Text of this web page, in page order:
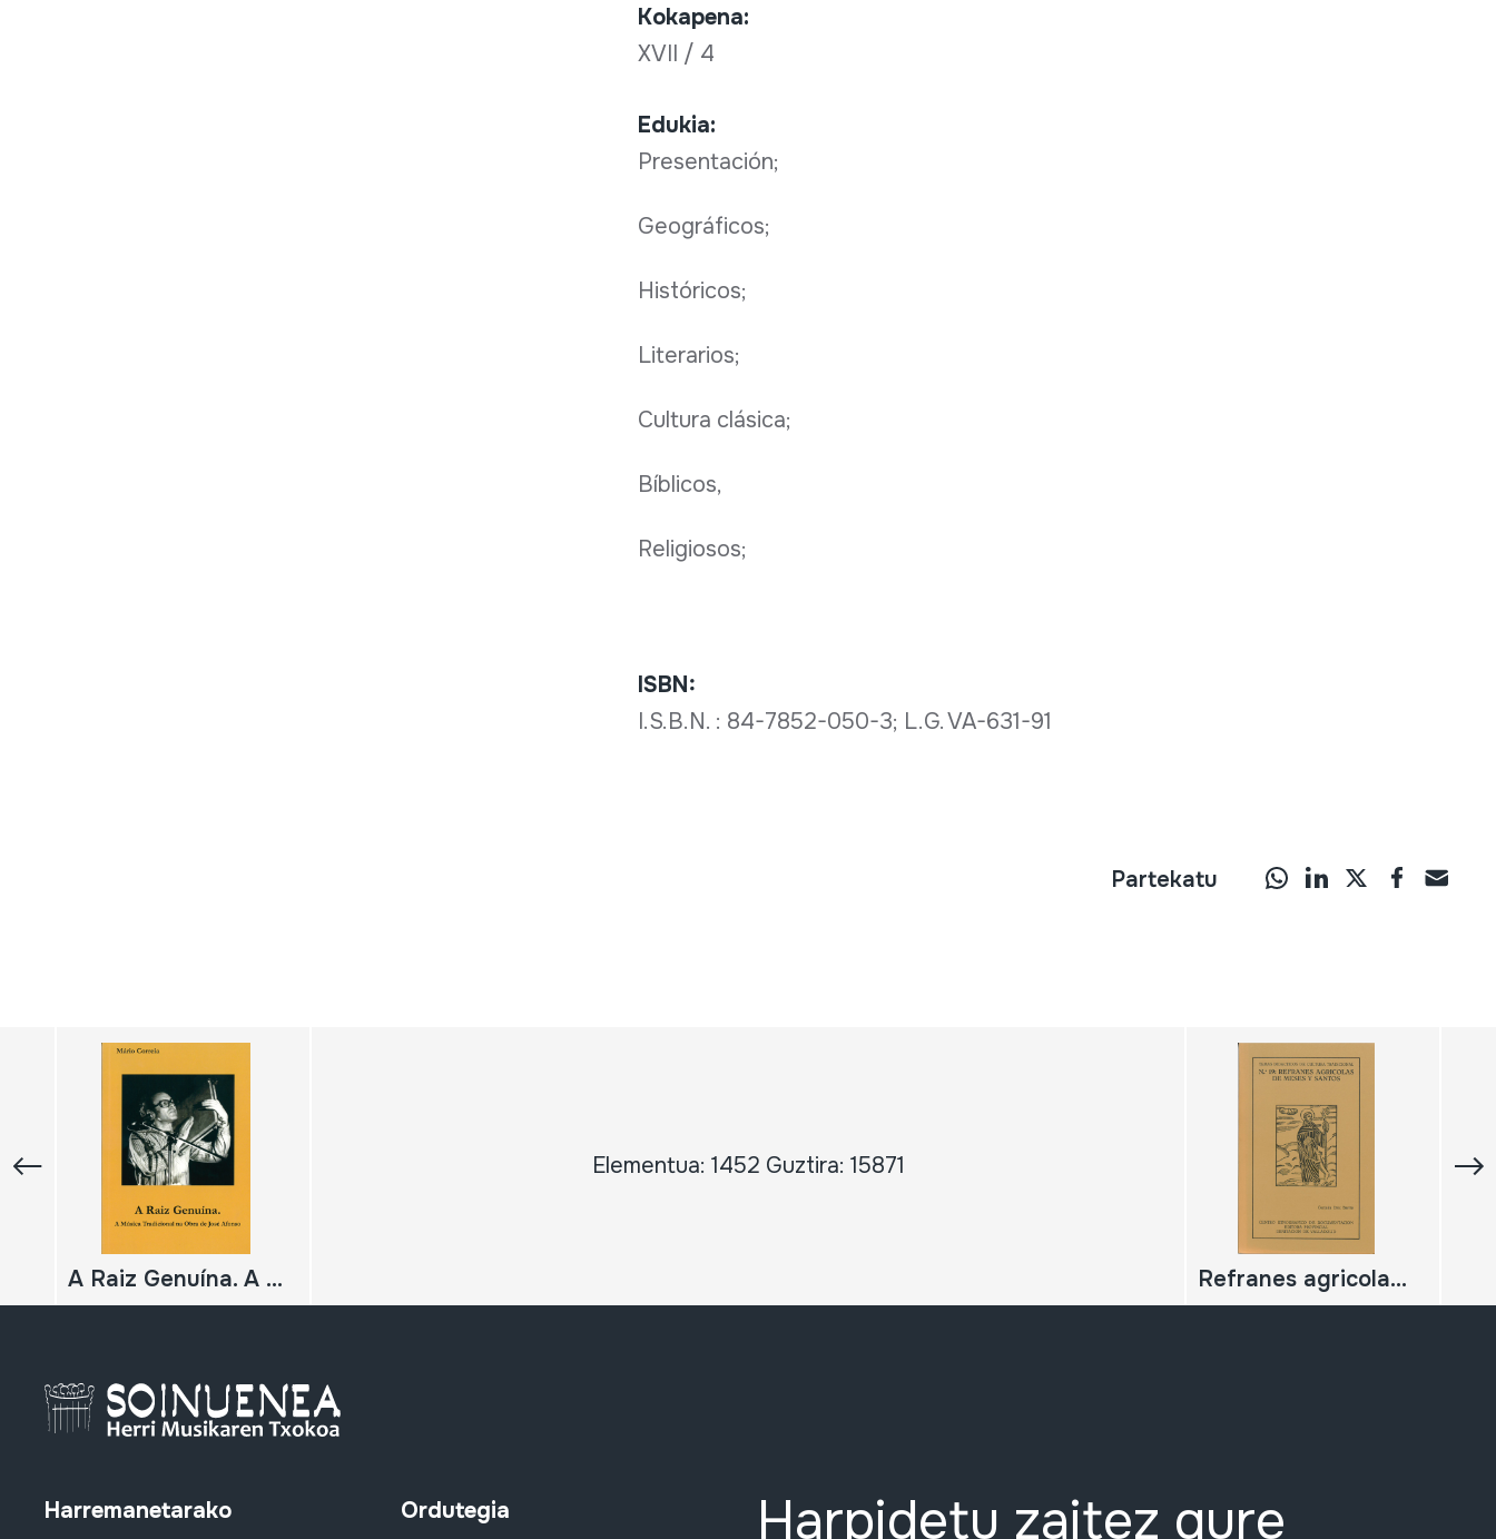
Kokapena:
XVII / 4
Edukia:
Presentación;
Geográficos;
Históricos;
Literarios;
Cultura clásica;
Bíblicos,
Religiosos;
ISBN:
I.S.B.N. : 84-7852-050-3; L.G. VA-631-91
Partekatu
Elementua: 1452 Guztira: 15871
A Raiz Genuína. A Música Tradicional na Obra de José Afonso; Refranes agricolas de meses y santos;
Harremanetarako Ordutegia
Harpidetu zaitez gure